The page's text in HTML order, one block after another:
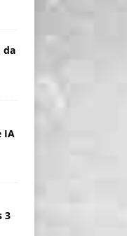
da
IA
3